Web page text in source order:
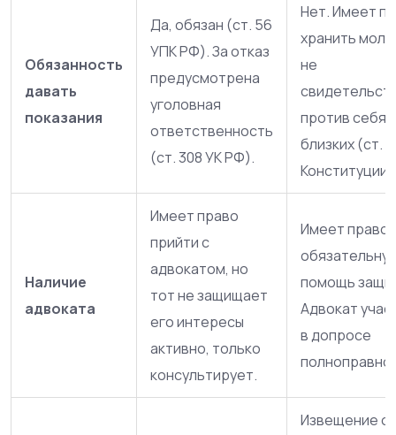
Обязанность
давать
показания
Да, обязан (ст. 56
УПК РФ). За отказ
предусмотрена
уголовная
ответственность
(ст. 308 УК РФ).
Нет. Имеет
хранить
не
против себя и
близких (ст.
Конституции
Наличие
адвоката
Имеет право
прийти с
адвокатом, но
тот не защищает
его интересы
активно, только
консультирует.
Имеет право
помощь
Адвокат
в допросе
полноправно.
Извещение о